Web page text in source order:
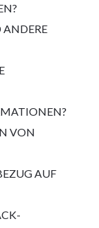
ANDERE
VON
AUF